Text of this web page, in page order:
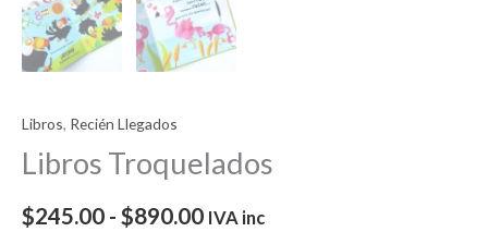
Libros, Recién Llegados
Libros Troquelados
$245.00 - $890.00 IVA inc